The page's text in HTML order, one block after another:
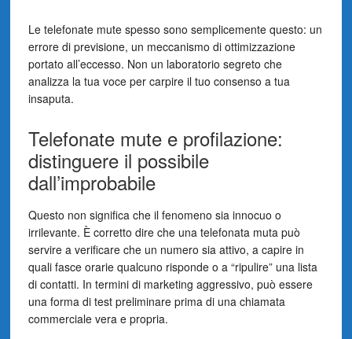
Le telefonate mute spesso sono semplicemente questo: un
errore di previsione, un meccanismo di ottimizzazione
portato all’eccesso. Non un laboratorio segreto che
analizza la tua voce per carpire il tuo consenso a tua
insaputa.
Telefonate mute e profilazione:
distinguere il possibile
dall’improbabile
Questo non significa che il fenomeno sia innocuo o
irrilevante. È corretto dire che una telefonata muta può
servire a verificare che un numero sia attivo, a capire in
quali fasce orarie qualcuno risponde o a “ripulire” una lista
di contatti. In termini di marketing aggressivo, può essere
una forma di test preliminare prima di una chiamata
commerciale vera e propria.